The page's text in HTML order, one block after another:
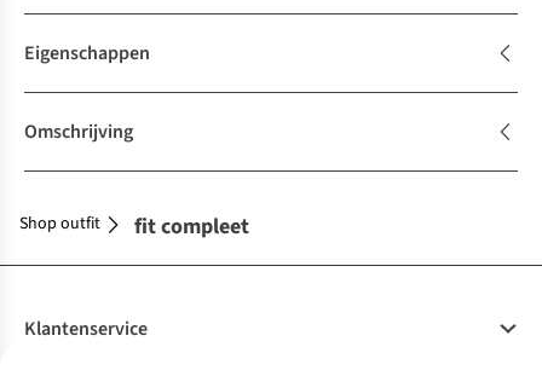
Eigenschappen
Omschrijving
Maak je outfit compleet
Shop outfit
Klantenservice